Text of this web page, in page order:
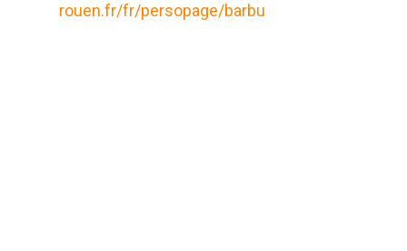
rouen.fr/fr/persopage/barbu